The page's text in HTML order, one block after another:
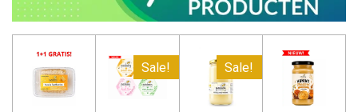
Sale! Sale!